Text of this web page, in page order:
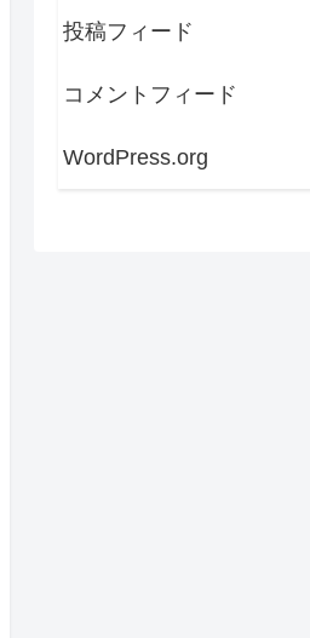
投稿フィード
コメントフィード
WordPress.org